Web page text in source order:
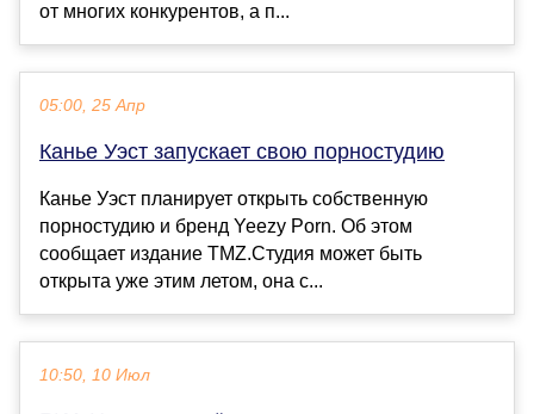
от многих конкурентов, а п...
05:00, 25 Апр
Канье Уэст запускает свою порностудию
Канье Уэст планирует открыть собственную
порностудию и бренд Yeezy Porn. Об этом
сообщает издание TMZ.Студия может быть
открыта уже этим летом, она с...
10:50, 10 Июл